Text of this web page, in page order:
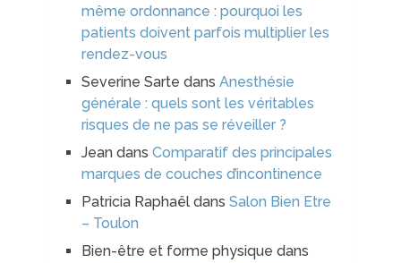
même ordonnance : pourquoi les
patients doivent parfois multiplier les
rendez-vous
Severine Sarte dans Anesthésie
générale : quels sont les véritables
risques de ne pas se réveiller ?
Jeandans Comparatif des principales
marques de couches d’incontinence
Patricia Raphaëldans Salon Bien Etre
– Toulon
Bien-être et forme physique dans